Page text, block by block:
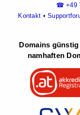
☎ +49
Kontakt •
Domains
namhaften